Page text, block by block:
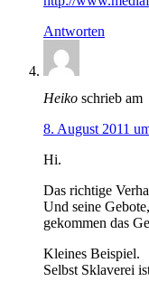
Antworten
Heiko schrieb am
8. August 2011
Hi.
Das richtige
Und seine
gekommen das
Kleines Beispiel.
Selbst Sklaverei